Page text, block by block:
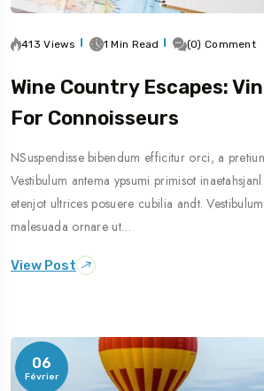
413 Views 1 Min Read (0) Comment
Wine Country Escapes:
For Connoisseurs
NSuspendisse bibendum efficitur orci, a
Vestibulum antema ypsumi primisot
etenjot ultrices posuere cubilia andt.
malesuada ornare ut…
View Post
06
Février